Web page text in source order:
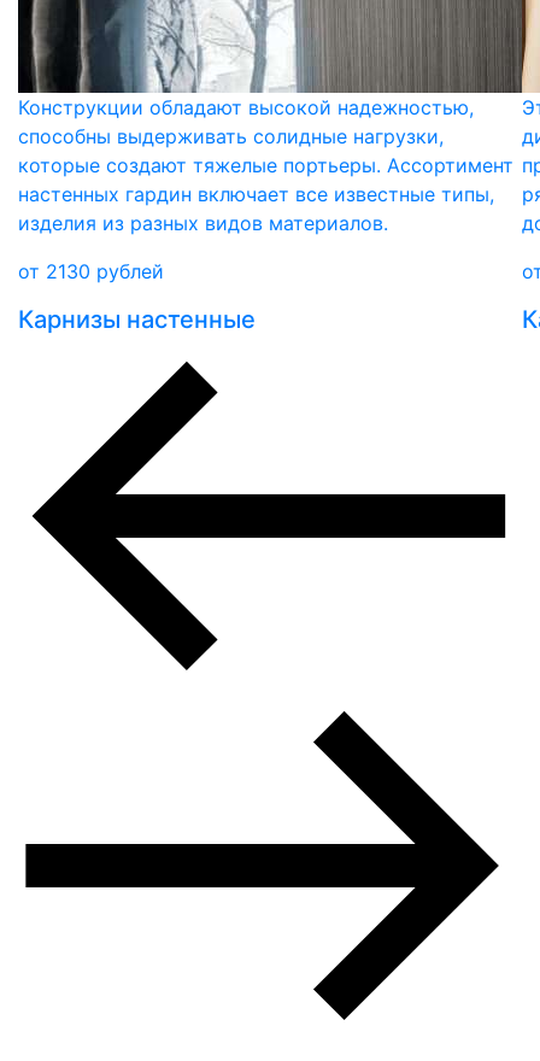
Конструкции обладают высокой надежностью,
способны выдерживать солидные нагрузки,
которые создают тяжелые портьеры. Ассортимент
настенных гардин включает все известные типы,
изделия из разных видов материалов.
от 2130 рублей
Карнизы настенные